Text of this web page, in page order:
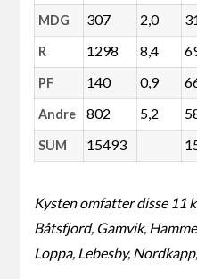
MDG 307 2,0
R 1298 8,4
PF 140 0,9
Andre 802 5,2
SUM 15493
Kysten omfatter disse 11
Båtsfjord, Gamvik,
Loppa, Lebesby,